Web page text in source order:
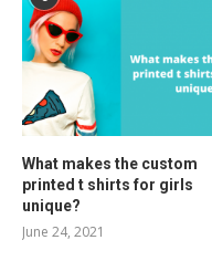
What makes the custom
printed t shirts for girls
unique?
June 24, 2021